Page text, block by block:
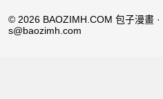
© 2026 BAOZIMH.COM 包子漫畫 ·
s@baozimh.com